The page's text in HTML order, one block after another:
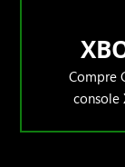
Compre
console